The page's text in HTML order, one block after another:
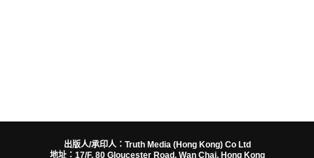
出版人/承印人：Truth Media (Hong Kong) Co Ltd
地址：17/F, 80 Gloucester Road, Wan Chai, Hong Kong